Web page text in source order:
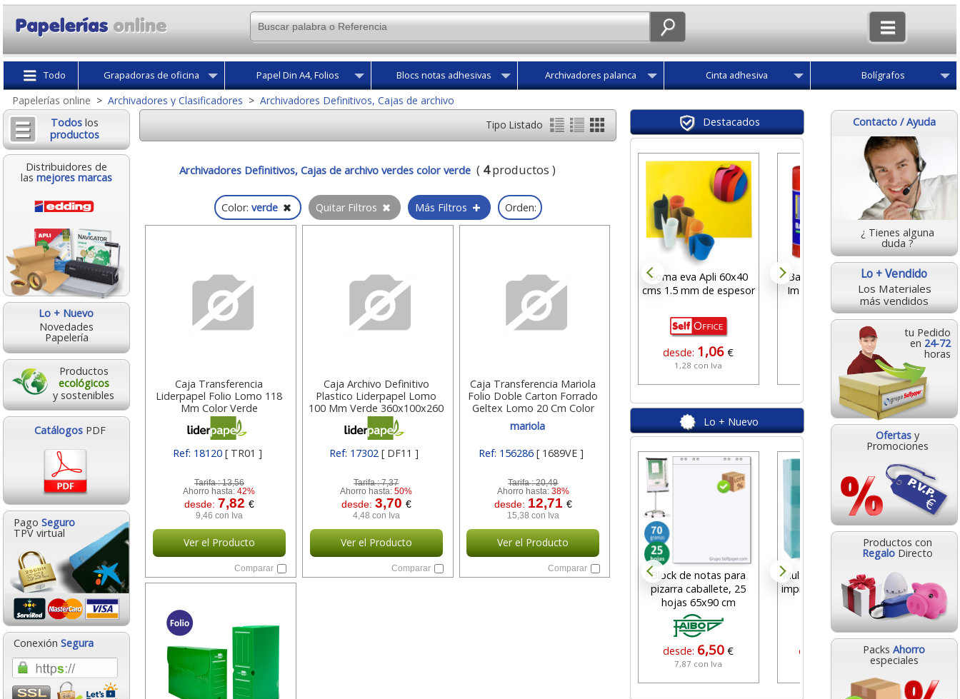
Todo Grapadoras de oficina Papel Din A4, Folios Blocs notas adhesivas Archivadores palanca Cinta adhesiva Bolígrafos
Papelerías online > Archivadores y Clasificadores > Archivadores Definitivos, Cajas de archivo
Todos los
productos
Distribuidores de
las mejores marcas
Lo + Nuevo
Novedades
Papelería
Productos
ecológicos
y sostenibles
CatálogosPDF
Pago Seguro
TPV virtual
Conexión Segura
Contacto / Ayuda
¿ Tienes alguna
duda ?
Lo + Vendido
Los Materiales
más vendidos
tu Pedido
en 24-72
horas
Ofertas y
Promociones
Productos con
Regalo Directo
Packs Ahorro
especiales
Tipo Listado
Archivadores Definitivos, Cajas de archivo verdes color verde ( 4productos )
Color: verde Quitar Filtros Más Filtros Orden:
Caja Transferencia
Liderpapel Folio Lomo 118
Mm Color Verde
390x118x260 Mm 18120
Ref: 18120 [ TR01 ]
Tarifa :13,56
Ahorro hasta:42%
desde: 7,82 €
9,46 con Iva
Ver el Producto
Comparar
Caja Archivo Definitivo
Plastico Liderpapel Lomo
100 Mm Verde 360x100x260
Mm 17302
Ref: 17302[ DF11 ]
Tarifa :7,37
Ahorro hasta:50%
desde: 3,70 €
4,48 con Iva
Ver el Producto
Comparar
Caja Transferencia Mariola
Folio Doble Carton Forrado
Geltex Lomo 20 Cm Color
1689ve
mariola
Ref: 156286[ 1689VE ]
Tarifa :20,49
Ahorro hasta: 38%
desde: 12,71 €
15,38 con Iva
Ver el Producto
Comparar
Destacados
Goma eva Apli 60x40
cms 1.5 mm de espesor
desde: 1,06 €
1,28 con Iva
Barra de pegamento
Imedio de 21 gramos
0,94 €
1,14 con Iva
Lo + Nuevo
Block de notas para
pizarra caballete, 25
hojas 65x90 cm
desde: 6,50 €
7,87 con Iva
Multi3 10529, Etiquetas
impresora 105x157mm,
10x, 500 hjs
desde: 23,95 €